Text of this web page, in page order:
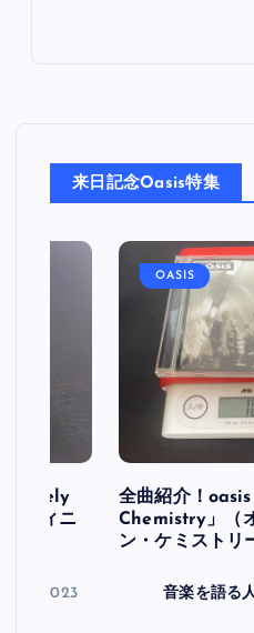
来日記念Oasis特集
フィニ
30, 2023
OASIS
全曲紹介！
Chemistry」（
ン・ケミストリ
音楽を語る